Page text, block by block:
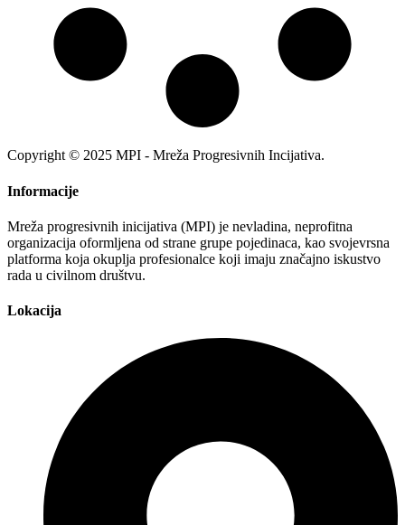
Copyright © 2025 MPI - Mreža Progresivnih Incijativa.
Informacije
Mreža progresivnih inicijativa (MPI) je nevladina, neprofitna
organizacija oformljena od strane grupe pojedinaca, kao svojevrsna
platforma koja okuplja profesionalce koji imaju značajno iskustvo
rada u civilnom društvu.
Lokacija